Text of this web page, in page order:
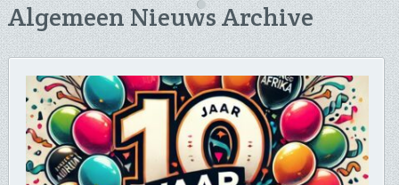
Algemeen Nieuws Archive